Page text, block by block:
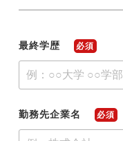
最終学歴 必須
勤務先企業名 必須